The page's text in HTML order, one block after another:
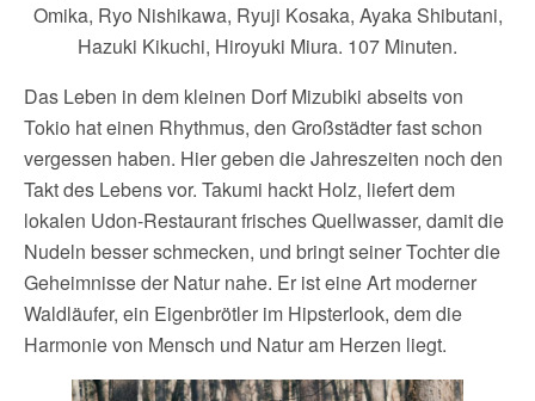
Omika, Ryo Nishikawa, Ryuji Kosaka, Ayaka Shibutani,
Hazuki Kikuchi, Hiroyuki Miura. 107 Minuten.
Das Leben in dem kleinen Dorf Mizubiki abseits von
Tokio hat einen Rhythmus, den Großstädter fast schon
vergessen haben. Hier geben die Jahreszeiten noch den
Takt des Lebens vor. Takumi hackt Holz, liefert dem
lokalen Udon-Restaurant frisches Quellwasser, damit die
Nudeln besser schmecken, und bringt seiner Tochter die
Geheimnisse der Natur nahe. Er ist eine Art moderner
Waldläufer, ein Eigenbrötler im Hipsterlook, dem die
Harmonie von Mensch und Natur am Herzen liegt.